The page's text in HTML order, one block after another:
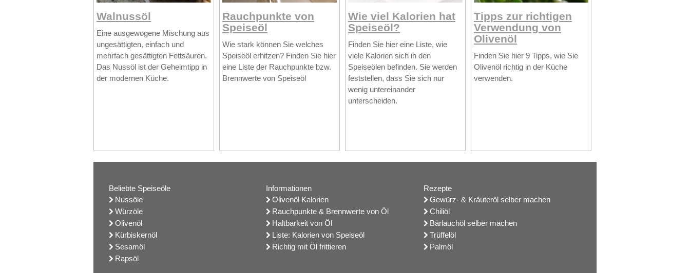
Walnussöl
Eine ausgewogene Mischung aus
ungesättigten, einfach und
mehrfach gesättigten Fettsäuren.
Das Nussöl ist der Geheimtipp in
der modernen Küche.
Rauchpunkte von
Speiseöl
Wie stark können Sie welches
Speiseöl erhitzen? Finden Sie hier
eine Liste der Rauchpunkte bzw.
Brennwerte von Speiseöl
Wie viel Kalorien hat
Speiseöl?
Finden Sie hier eine Liste, wie
viele Kalorien sich in den
Speiseölen befinden. Sie werden
feststellen, dass Sie sich nur
wenig untereinander
unterscheiden.
Tipps zur richtigen
Verwendung von
Olivenöl
Finden Sie hier 9 Tipps, wie Sie
Olivenöl richtig in der Küche
verwenden.
Beliebte Speiseöle
Nussöle
Würzöle
Olivenöl
Kürbiskernöl
Sesamöl
Rapsöl
Informationen
Olivenöl Kalorien
Rauchpunkte & Brennwerte von Öl
Haltbarkeit von Öl
Liste: Kalorien von Speiseöl
Richtig mit Öl frittieren
Rezepte
Gewürz- & Kräuteröl selber machen
Chiliöl
Bärlauchöl selber machen
Trüffelöl
Palmöl